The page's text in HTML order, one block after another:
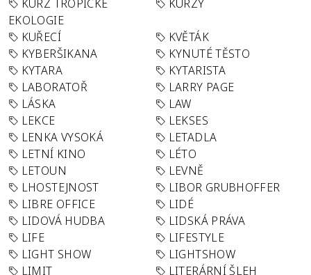
KURZ TROPICKÉ
EKOLOGIE
KURZY
KUŘECÍ
KVĚTÁK
KYBERŠIKANA
KYNUTÉ TĚSTO
KYTARA
KYTARISTA
LABORATOŘ
LARRY PAGE
LÁSKA
LAW
LEKCE
LEKSES
LENKA VYSOKÁ
LETADLA
LETNÍ KINO
LÉTO
LETOUN
LEVNĚ
LHOSTEJNOST
LIBOR GRUBHOFFER
LIBRE OFFICE
LIDÉ
LIDOVÁ HUDBA
LIDSKÁ PRÁVA
LIFE
LIFESTYLE
LIGHT SHOW
LIGHTSHOW
LIMIT
LITERÁRNÍ ŠLEH